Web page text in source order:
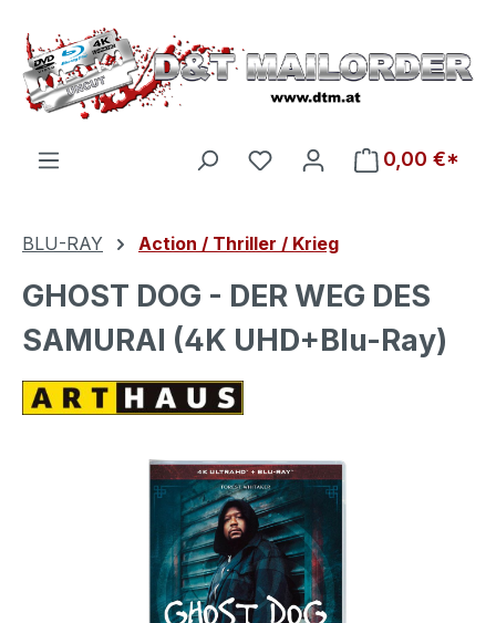
Zum Hauptinhalt springen
Du hast 0 Produkte auf
0,00 €*
BLU-RAY Action / Thriller / Krieg
GHOST DOG - DER WEG DES
SAMURAI (4K UHD+Blu-Ray)
Bildergalerie überspringen